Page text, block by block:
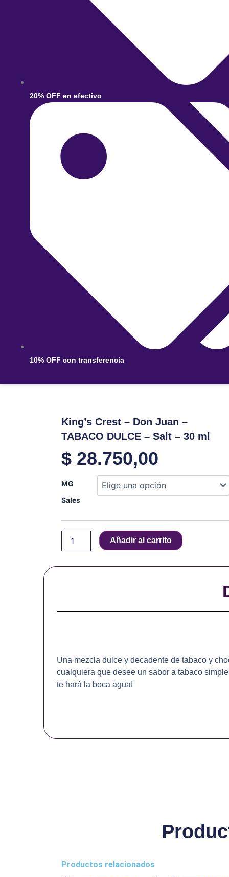
20% OFF en efectivo
10% OFF con transferencia
King’s Crest – Don Juan –
TABACO DULCE – Salt – 30 ml
$ 28.750,00
MG
Sales
King’s
-
Juan
-
TABACO
DULCE
cantidad
Añadir al carrito
Una mezcla dulce y decadente de tabaco y
cualquiera que desee un sabor a tabaco
te hará la boca agua!
Productos relacionados